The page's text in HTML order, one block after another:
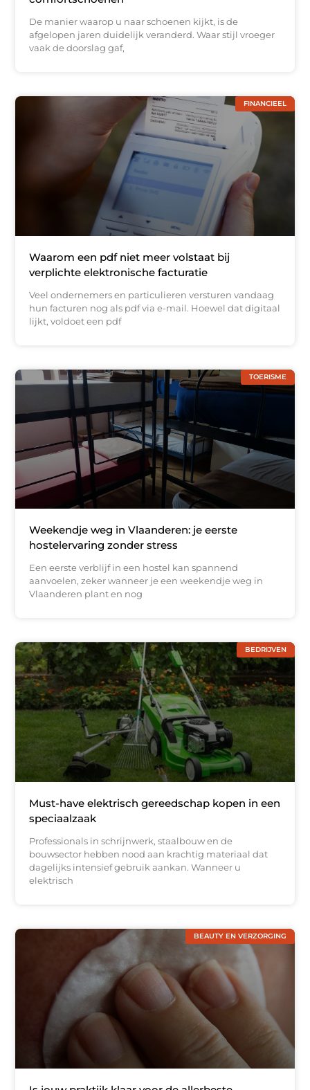
De manier waarop u naar schoenen kijkt, is de
afgelopen jaren duidelijk veranderd. Waar stijl vroeger
vaak de doorslag gaf,
FINANCIEEL
Waarom een pdf niet meer volstaat bij
verplichte elektronische facturatie
Veel ondernemers en particulieren versturen vandaag
hun facturen nog als pdf via e-mail. Hoewel dat digitaal
lijkt, voldoet een pdf
TOERISME
Weekendje weg in Vlaanderen: je eerste
hostelervaring zonder stress
Een eerste verblijf in een hostel kan spannend
aanvoelen, zeker wanneer je een weekendje weg in
Vlaanderen plant en nog
BEDRIJVEN
Must-have elektrisch gereedschap kopen in een
speciaalzaak
Professionals in schrijnwerk, staalbouw en de
bouwsector hebben nood aan krachtig materiaal dat
dagelijks intensief gebruik aankan. Wanneer u
elektrisch
BEAUTY EN VERZORGING